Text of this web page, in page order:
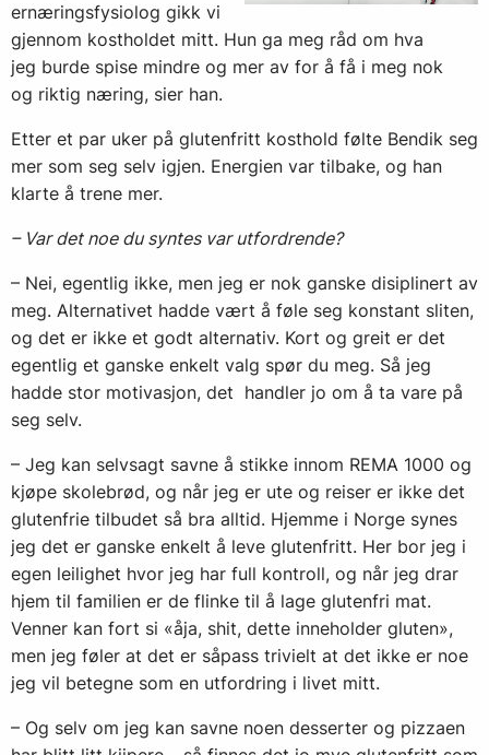
ernæringsfysiolog gikk vi
gjennom kostholdet mitt. Hun ga meg råd om hva
jeg burde spise mindre og mer av for å få i meg nok
og riktig næring, sier han.
Etter et par uker på glutenfritt kosthold følte Bendik seg
mer som seg selv igjen. Energien var tilbake, og han
klarte å trene mer.
– Var det noe du syntes var utfordrende?
– Nei, egentlig ikke, men jeg er nok ganske disiplinert av
meg. Alternativet hadde vært å føle seg konstant sliten,
og det er ikke et godt alternativ. Kort og greit er det
egentlig et ganske enkelt valg spør du meg. Så jeg
hadde stor motivasjon, det handler jo om å ta vare på
seg selv.
– Jeg kan selvsagt savne å stikke innom REMA 1000 og
kjøpe skolebrød, og når jeg er ute og reiser er ikke det
glutenfrie tilbudet så bra alltid. Hjemme i Norge synes
jeg det er ganske enkelt å leve glutenfritt. Her bor jeg i
egen leilighet hvor jeg har full kontroll, og når jeg drar
hjem til familien er de flinke til å lage glutenfri mat.
Venner kan fort si «åja, shit, dette inneholder gluten»,
men jeg føler at det er såpass trivielt at det ikke er noe
jeg vil betegne som en utfordring i livet mitt.
– Og selv om jeg kan savne noen desserter og pizzaen